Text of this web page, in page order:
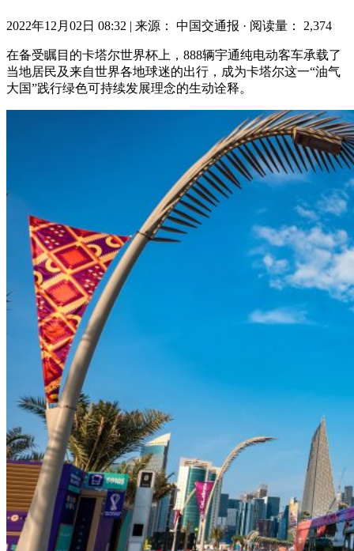
2022年12月02日 08:32 | 来源： 中国交通报 · 阅读量： 2,374
在备受瞩目的卡塔尔世界杯上，888辆宇通纯电动客车承载了
当地居民及来自世界各地球迷的出行，成为卡塔尔这一“油气
大国”践行绿色可持续发展理念的生动诠释。